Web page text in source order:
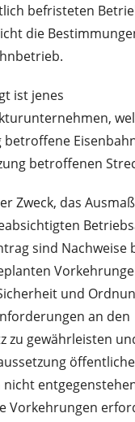
befristeten
die
ist jenes
betroffenen
Zweck, das
sind Nachweise
und
an den
zu gewährleisten
öffentliche
Vorkehrungen